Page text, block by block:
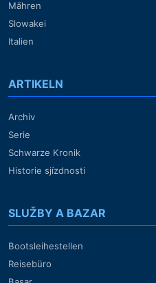
Mähren
Slowakei
Italien
ARTIKELN
Archiv
Serie
Schwarze Kronik
Historie sjízdnosti
SLUŽBY A BAZAR
Bootsleihestellen
Reisebüro